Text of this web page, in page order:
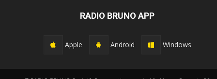
RADIO BRUNO APP
Apple Android Windows